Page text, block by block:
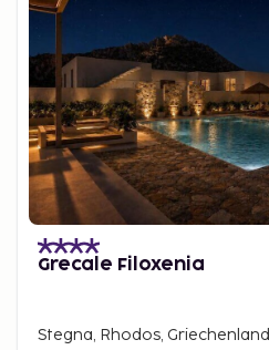
Grecale Filoxenia
Stegna, Rhodos, Griechenland